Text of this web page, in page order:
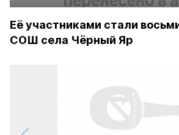
Её участниками стали
СОШ села Чёрный Яр